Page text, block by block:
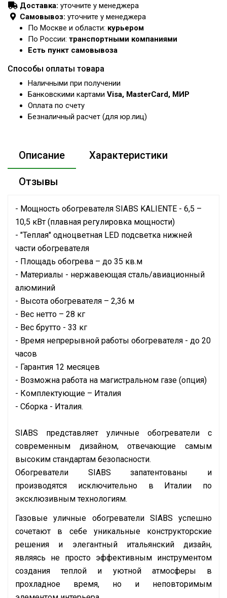
Доставка: уточните у менеджера
Самовывоз: уточните у менеджера
По Москве и области: курьером
По России: транспортными компаниями
Есть пункт самовывоза
Способы оплаты товара
Наличными при получении
Банковскими картами Visa, MasterCard, МИР
Оплата по счету
Безналичный расчет (для юр.лиц)
Описание Характеристики
Отзывы
- Мощность обогревателя SIABS KALIENTE - 6,5 –
10,5 кВт (плавная регулировка мощности)
- "Теплая" одноцветная LED подсветка нижней
части обогревателя
- Площадь обогрева – до 35 кв.м
- Материалы - нержавеющая сталь/авиационный
алюминий
- Высота обогревателя – 2,36 м
- Вес нетто – 28 кг
- Вес брутто - 33 кг
- Время непрерывной работы обогревателя - до 20
часов
- Гарантия 12 месяцев
- Возможна работа на магистральном газе (опция)
- Комплектующие – Италия
- Сборка - Италия.
SIABS представляет уличные обогреватели с
современным дизайном, отвечающие самым
высоким стандартам безопасности.
Обогреватели SIABS запатентованы и
производятся исключительно в Италии по
эксклюзивным технологиям.
Газовые уличные обогреватели SIABS успешно
сочетают в себе уникальные конструкторские
решения и элегантный итальянский дизайн,
являясь не просто эффективным инструментом
создания теплой и уютной атмосферы в
прохладное время, но и неповторимым